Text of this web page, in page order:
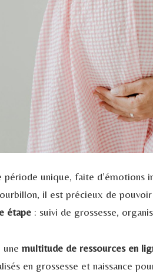
période unique, faite d’émotions
il est précieux de
étape : suivi de grossesse,
une multitude de ressources en
en grossesse et naissance